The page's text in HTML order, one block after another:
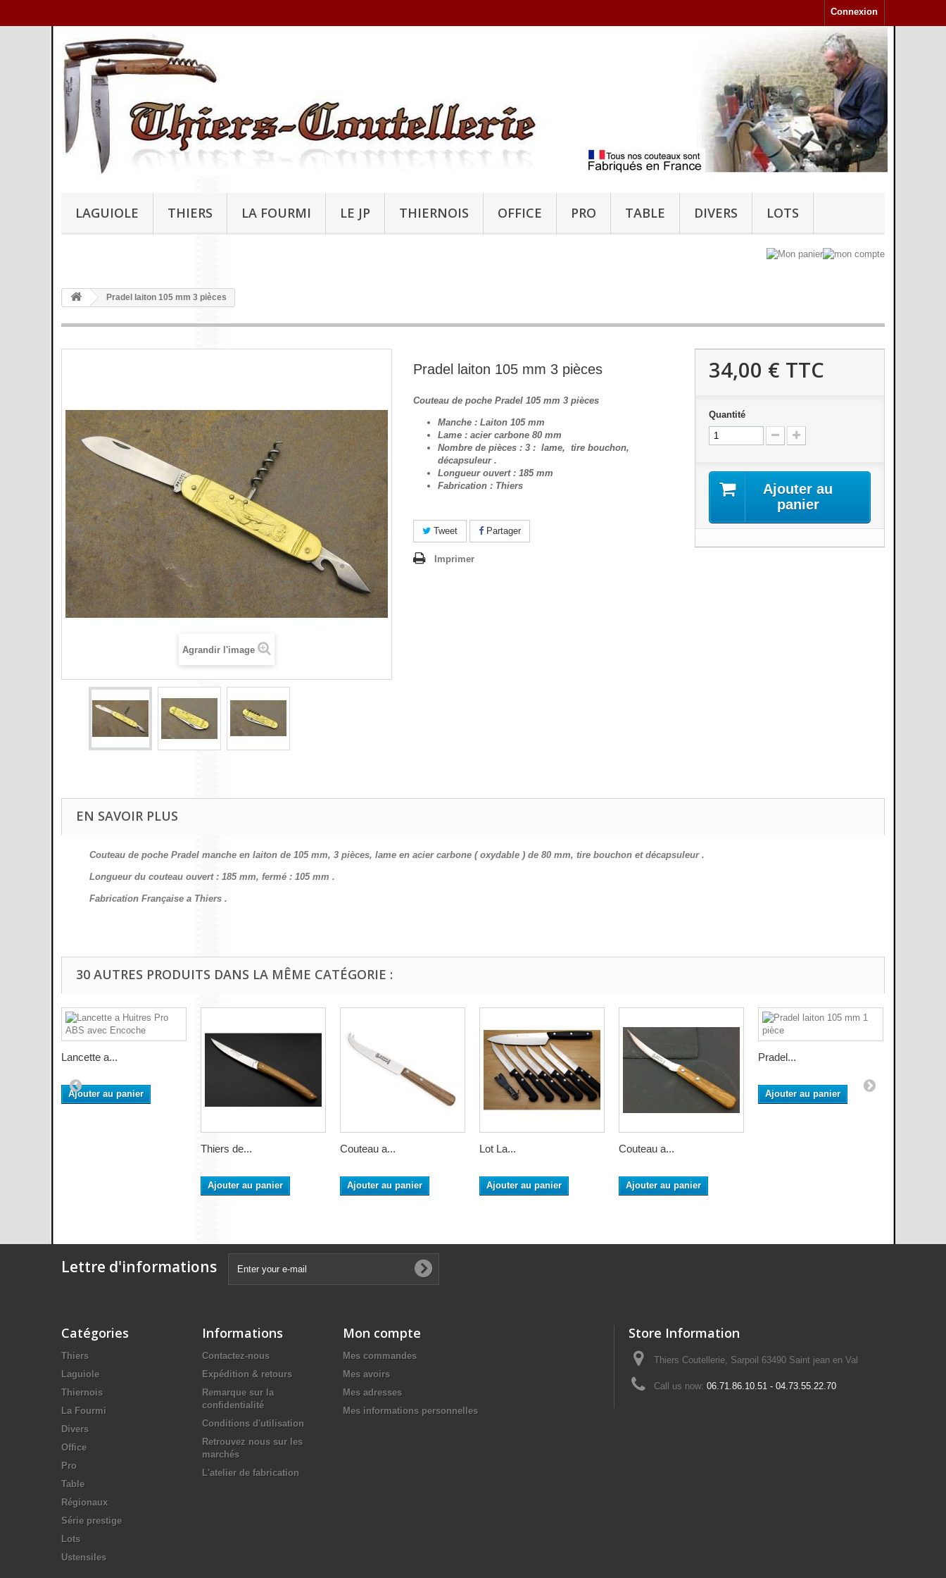
Connexion
LAGUIOLE THIERS LA FOURMI LE JP THIERNOIS OFFICE PRO TABLE DIVERS LOTS
Pradel laiton 105 mm 3 pièces
Agrandir l'image
Pradel laiton 105 mm 3 pièces
Couteau de poche Pradel 105 mm 3 pièces
Manche : Laiton 105 mm
Lame : acier carbone 80 mm
Nombre de pièces : 3 : lame, tire bouchon,
décapsuleur .
Longueur ouvert : 185 mm
Fabrication : Thiers
Tweet Partager
Imprimer
34,00 € TTC
Quantité
Ajouter au
panier
EN SAVOIR PLUS
Couteau de poche Pradel manche en laiton de 105 mm, 3 pièces, lame en acier carbone ( oxydable ) de 80 mm, tire bouchon et décapsuleur .
Longueur du couteau ouvert : 185 mm, fermé : 105 mm .
Fabrication Française a Thiers .
30 AUTRES PRODUITS DANS LA MÊME CATÉGORIE :
Lancette a...
Ajouter au panier
Thiers de...
Ajouter au panier
Couteau a...
Ajouter au panier
Lot La...
Ajouter au panier
Couteau a...
Ajouter au panier
Pradel...
Ajouter au panier
Lettre d'informations
Catégories
Thiers
Laguiole
Thiernois
La Fourmi
Divers
Office
Pro
Table
Régionaux
Série prestige
Lots
Ustensiles
Informations
Contactez-nous
Expédition & retours
Remarque sur la
confidentialité
Conditions d'utilisation
Retrouvez nous sur les
marchés
L'atelier de fabrication
Mon compte
Mes commandes
Mes avoirs
Mes adresses
Mes informations personnelles
Store Information
Thiers Coutellerie, Sarpoil 63490 Saint jean en Val
Call us now: 06.71.86.10.51 - 04.73.55.22.70